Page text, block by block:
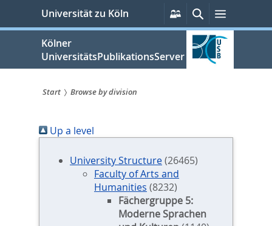
springen
Universität zu Köln
Persönliche
Services
SucheMenü
Kölner
UniversitätsPublikationsServer
sind
hier:
Start Browse by division
Up a level
University Structure(26465)
Faculty of Arts and
Humanities (8232)
Fächergruppe 5:
Moderne Sprachen